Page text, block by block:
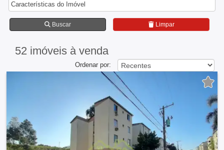
Características do Imóvel
Buscar Limpar
52 imóveis à venda
Ordenar por: